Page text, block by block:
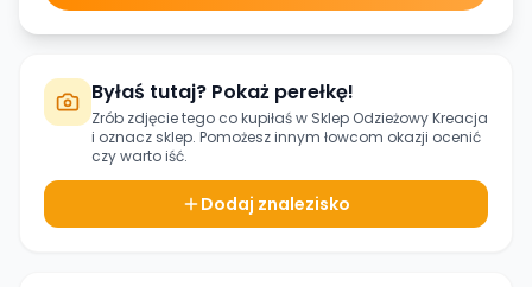
Byłaś tutaj? Pokaż perełkę!
Zrób zdjęcie tego co kupiłaś w Sklep Odzieżowy Kreacja
i oznacz sklep. Pomożesz innym łowcom okazji ocenić
czy warto iść.
Dodaj znalezisko